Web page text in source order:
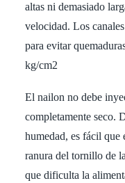
altas ni demasiado
velocidad. Los
para evitar
kg/cm2
El nailon no debe
completamente seco.
humedad, es fácil que
ranura del tornillo de
que dificulta la